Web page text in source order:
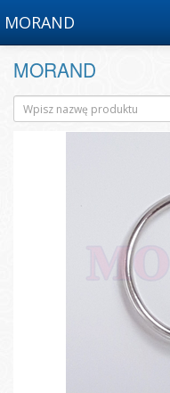
MORAND
MORAND